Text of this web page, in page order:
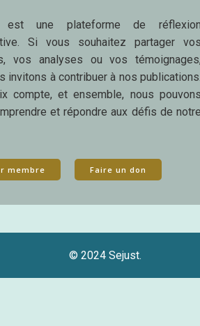
est une plateforme de réflexion
Si vous souhaitez partager vos
vos analyses ou vos témoignages,
invitons à contribuer à nos
compte, et ensemble, nous pouvons
et répondre aux défis de notre
membre Faire un don
© 2024 Sejust.